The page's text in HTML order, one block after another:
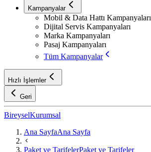
Kampanyalar
Mobil & Data Hattı Kampanyaları
Dijital Servis Kampanyaları
Marka Kampanyaları
Pasaj Kampanyaları
Tüm Kampanyalar
Hızlı İşlemler
Geri
BireyselKurumsal
Ana SayfaAna Sayfa
Paket ve TarifelerPaket ve Tarifeler